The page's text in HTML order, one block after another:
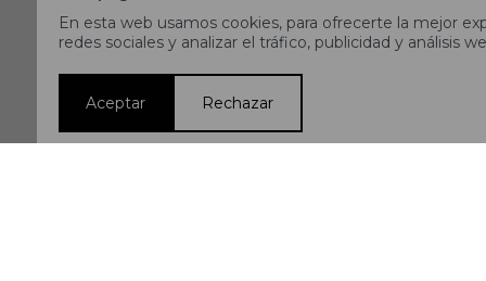
En esta web usamos cookies, para ofrecerte la mejor
redes sociales y analizar el tráfico, publicidad y análisis
Aceptar Rechazar